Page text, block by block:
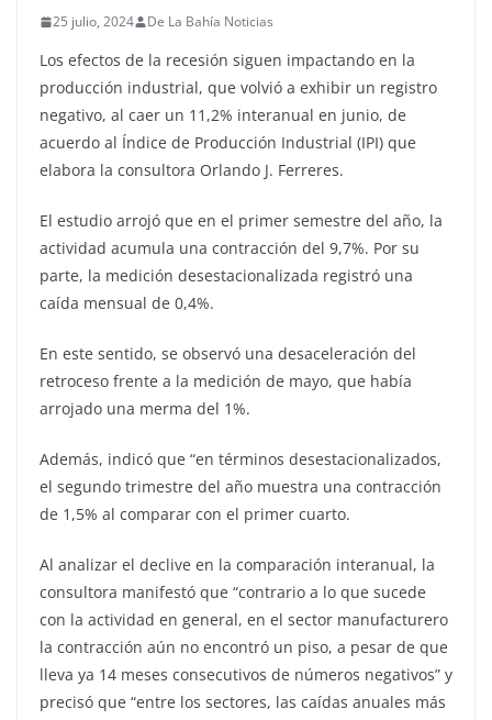
25 julio, 2024 De La Bahía Noticias
Los efectos de la recesión siguen impactando en la
producción industrial, que volvió a exhibir un registro
negativo, al caer un 11,2% interanual en junio, de
acuerdo al Índice de Producción Industrial (IPI) que
elabora la consultora Orlando J. Ferreres.
El estudio arrojó que en el primer semestre del año, la
actividad acumula una contracción del 9,7%. Por su
parte, la medición desestacionalizada registró una
caída mensual de 0,4%.
En este sentido, se observó una desaceleración del
retroceso frente a la medición de mayo, que había
arrojado una merma del 1%.
Además, indicó que “en términos desestacionalizados,
el segundo trimestre del año muestra una contracción
de 1,5% al comparar con el primer cuarto.
Al analizar el declive en la comparación interanual, la
consultora manifestó que “contrario a lo que sucede
con la actividad en general, en el sector manufacturero
la contracción aún no encontró un piso, a pesar de que
lleva ya 14 meses consecutivos de números negativos” y
precisó que “entre los sectores, las caídas anuales más